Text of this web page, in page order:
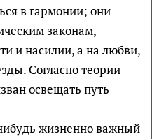
в гармонии; они
законам,
и насилии, а на любви,
Согласно теории
освещать путь
жизненно важный